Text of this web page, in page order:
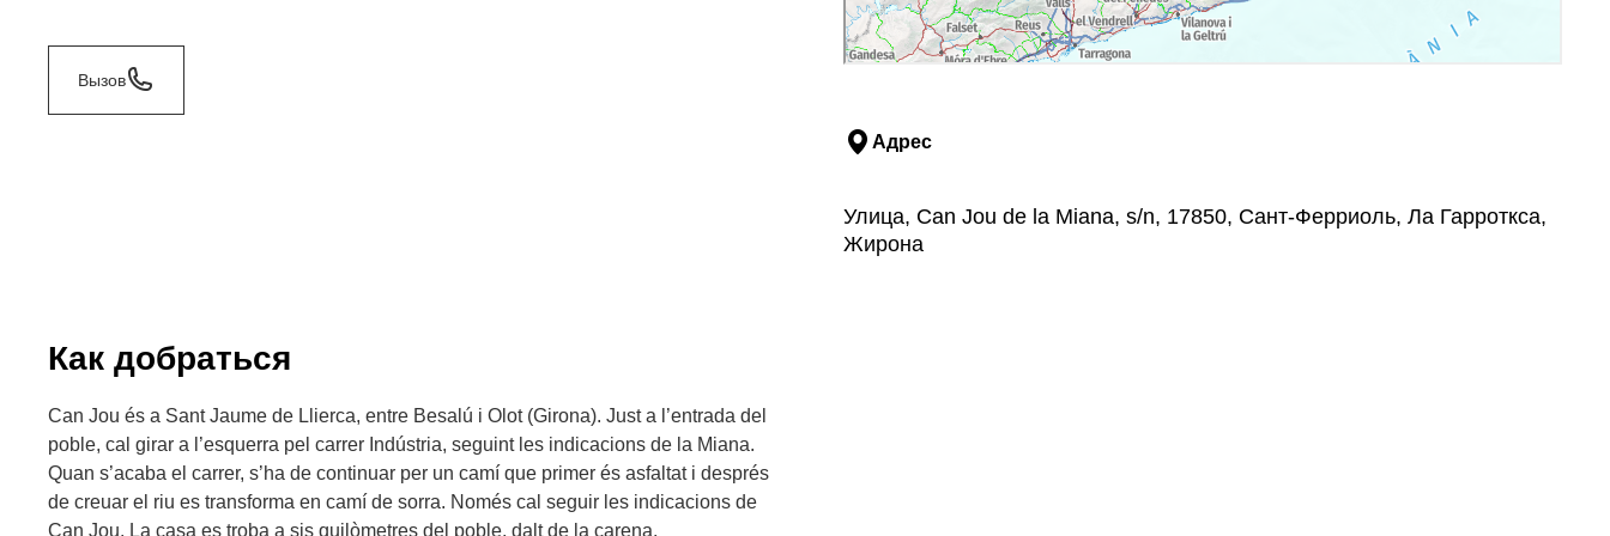
Вызов
Адрес
Улица, Can Jou de la Miana, s/n, 17850, Сант-Ферриоль, Ла Гарроткса,
Жирона
Как добраться
Can Jou és a Sant Jaume de Llierca, entre Besalú i Olot (Girona). Just a l’entrada del
poble, cal girar a l’esquerra pel carrer Indústria, seguint les indicacions de la Miana.
Quan s’acaba el carrer, s’ha de continuar per un camí que primer és asfaltat i després
de creuar el riu es transforma en camí de sorra. Només cal seguir les indicacions de
Can Jou. La casa es troba a sis quilòmetres del poble, dalt de la carena.